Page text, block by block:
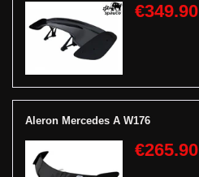
€349.90
Aleron Mercedes A W176
€265.90